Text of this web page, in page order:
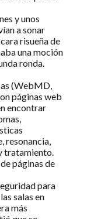
y unos
a sonar
risueña de
una moción
ronda.
(WebMD,
páginas web
encontrar
resonancia,
tratamiento.
páginas de
para
salas en
más